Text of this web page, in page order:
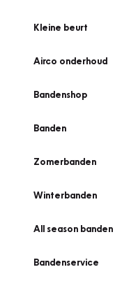
Kleine beurt
Airco onderhoud
Bandenshop
Banden
Zomerbanden
Winterbanden
All season banden
Bandenservice